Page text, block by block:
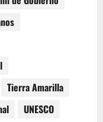
Tierra Amarilla
UNESCO